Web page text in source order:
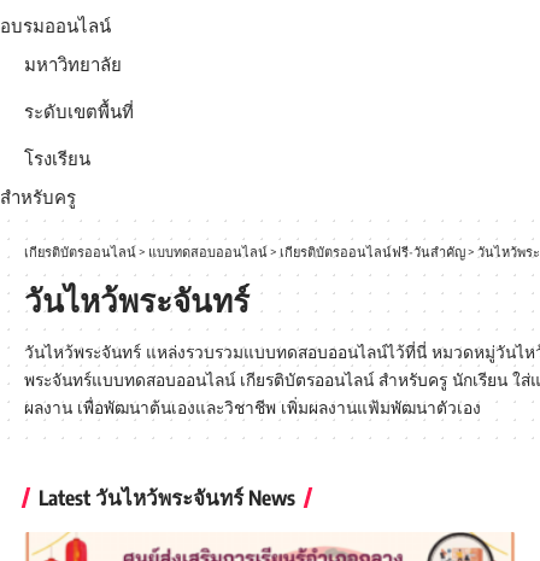
อบรมออนไลน์
มหาวิทยาลัย
ระดับเขตพื้นที่
โรงเรียน
สำหรับครู
เกียรติบัตรออนไลน์> แบบทดสอบออนไลน์> เกียรติบัตรออนไลน์ฟรี-วันสำคัญ> วันไหว้พร
วันไหว้พระจันทร์​
วันไหว้พระจันทร์​ แหล่งรวบรวมแบบทดสอบออนไลน์ไว้ที่นี่ หมวดหมู่วันไห
พระจันทร์แบบทดสอบออนไลน์ เกียรติบัตรออนไลน์ สำหรับครู นักเรียน ใส่
ผลงาน เพื่อพัฒนาต้นเองและวิชาชีพ เพิ่มผลงานแฟ้มพัฒนาตัวเอง
Latest วันไหว้พระจันทร์​ News